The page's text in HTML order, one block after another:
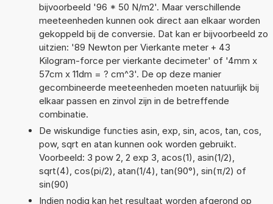
bijvoorbeeld '96 * 50 N/m2'. Maar verschillende
meeteenheden kunnen ook direct aan elkaar worden
gekoppeld bij de conversie. Dat kan er bijvoorbeeld zo
uitzien: '89 Newton per Vierkante meter + 43
Kilogram-force per vierkante decimeter' of '4mm x
57cm x 11dm = ? cm^3'. De op deze manier
gecombineerde meeteenheden moeten natuurlijk bij
elkaar passen en zinvol zijn in de betreffende
combinatie.
De wiskundige functies asin, exp, sin, acos, tan, cos,
pow, sqrt en atan kunnen ook worden gebruikt.
Voorbeeld: 3 pow 2, 2 exp 3, acos(1), asin(1/2),
sqrt(4), cos(pi/2), atan(1/4), tan(90°), sin(π/2) of
sin(90)
Indien nodig kan het resultaat worden afgerond op